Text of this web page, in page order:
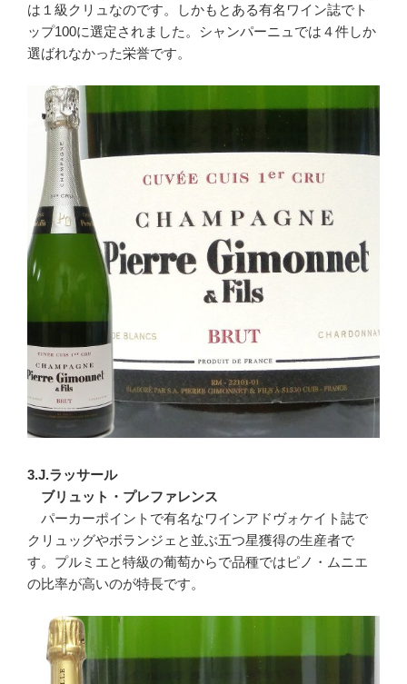
は１級クリュなのです。しかもとある有名ワイン誌でト
ップ100に選定されました。シャンパーニュでは４件しか
選ばれなかった栄誉です。
3.J.ラッサール
ブリュット・プレファレンス
パーカーポイントで有名なワインアドヴォケイト誌で
クリュッグやボランジェと並ぶ五つ星獲得の生産者で
す。プルミエと特級の葡萄からで品種ではピノ・ムニエ
の比率が高いのが特長です。